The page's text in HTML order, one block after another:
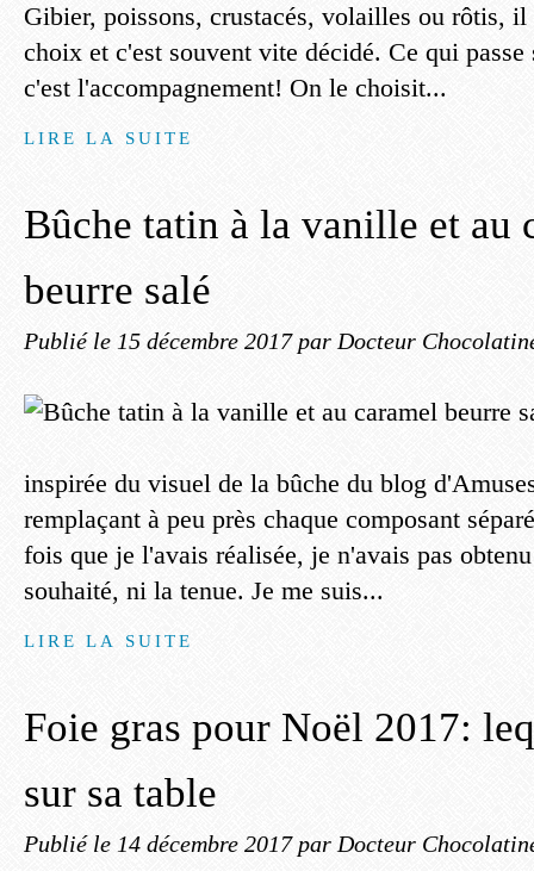
Gibier, poissons, crustacés, volailles ou rôtis, il
choix et c'est souvent vite décidé. Ce qui
c'est l'accompagnement! On le choisit...
LIRE LA SUITE
Bûche tatin à la vanille et au
beurre salé
Publié le 15 décembre 2017 par Docteur
inspirée du visuel de la bûche du blog
remplaçant à peu près chaque composant
fois que je l'avais réalisée, je n'avais pas
souhaité, ni la tenue. Je me suis...
LIRE LA SUITE
Foie gras pour Noël 2017:
sur sa table
Publié le 14 décembre 2017 par Docteur